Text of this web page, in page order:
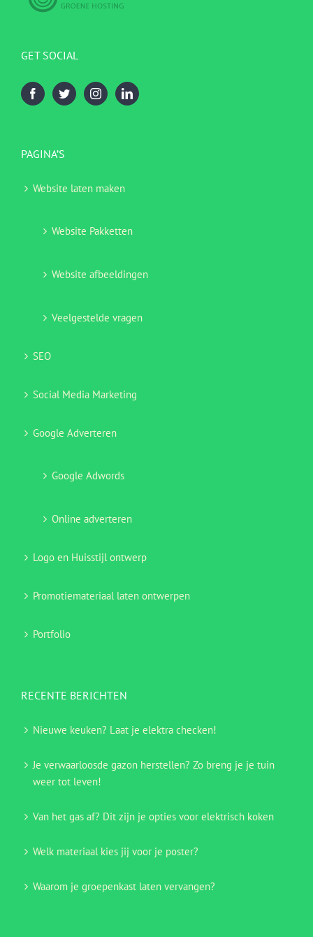
GET SOCIAL
PAGINA’S
Website laten maken
Website Pakketten
Website afbeeldingen
Veelgestelde vragen
SEO
Social Media Marketing
Google Adverteren
Google Adwords
Online adverteren
Logo en Huisstijl ontwerp
Promotiemateriaal laten ontwerpen
Portfolio
RECENTE BERICHTEN
Nieuwe keuken? Laat je elektra checken!
Je verwaarloosde gazon herstellen? Zo breng je je tuin
weer tot leven!
Van het gas af? Dit zijn je opties voor elektrisch koken
Welk materiaal kies jij voor je poster?
Waarom je groepenkast laten vervangen?